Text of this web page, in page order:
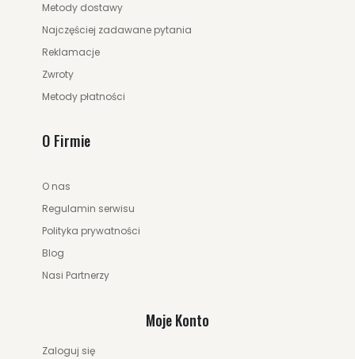
Metody dostawy
Najczęściej zadawane pytania
Reklamacje
Zwroty
Metody płatności
O Firmie
O nas
Regulamin serwisu
Polityka prywatności
Blog
Nasi Partnerzy
Moje Konto
Zaloguj się